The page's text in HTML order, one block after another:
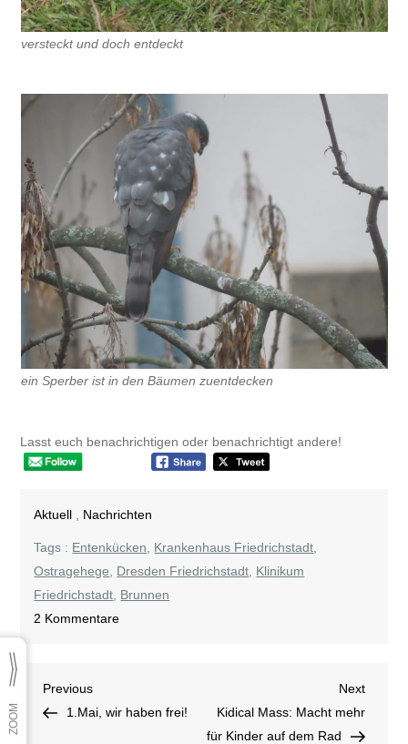
versteckt und doch entdeckt
ein Sperber ist in den Bäumen zuentdecken
Lasst euch benachrichtigen oder benachrichtigt andere!
Aktuell Nachrichten
Tags : Entenkücken Krankenhaus Friedrichstadt
Ostragehege
Dresden Friedrichstadt Klinikum
Friedrichstadt Brunnen
2 Kommentarezu
Beitragsnavigation
Previous
Post
Previous
1.Mai, wir haben frei!
Next
Post
Next
Kidical Mass: Macht mehr
für Kinder auf dem Rad